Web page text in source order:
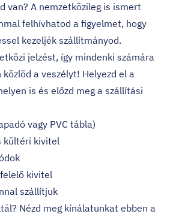
van? A nemzetközileg is ismert
felhívhatod a figyelmet, hogy
kezeljék szállítmányod.
jelzést, így mindenki számára
a veszélyt! Helyezd el a
is és előzd meg a szállítási
vagy PVC tábla)
kültéri kivitel
kivitel
szállítjuk
Nézd meg kínálatunkat ebben a